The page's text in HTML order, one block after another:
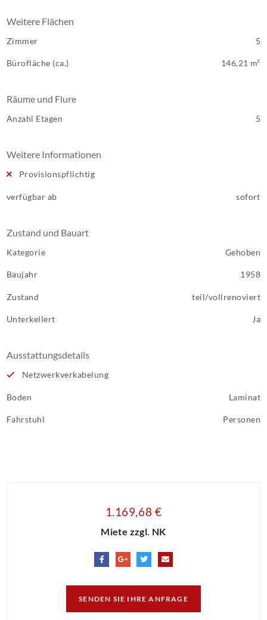
Weitere Flächen
Zimmer 5
Bürofläche (ca.) 146,21 m²
Räume und Flure
Anzahl Etagen 5
Weitere Informationen
Provisionspflichtig
verfügbar ab sofort
Zustand und Bauart
Kategorie Gehoben
Baujahr 1958
Zustand teil/vollrenoviert
Unterkellert Ja
Ausstattungsdetails
Netzwerkverkabelung
Boden Laminat
Fahrstuhl Personen
1.169,68 €
Miete zzgl. NK
SENDEN SIE IHRE ANFRAGE